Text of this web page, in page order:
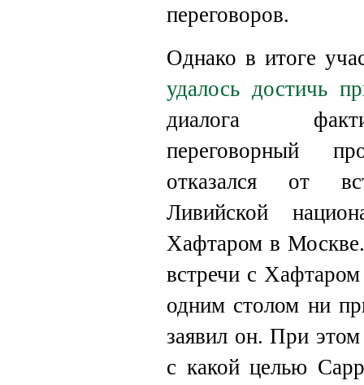
переговоров.
Однако в итоге
удалось достичь
диалога
переговорный
отказался от
Ливийской
Хафтаром в
встречи с
одним столом ни
заявил он. При этом
с какой целью